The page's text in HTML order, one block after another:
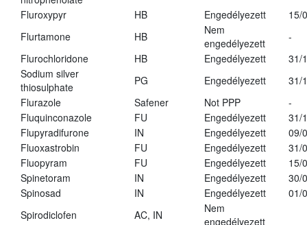
Fluroxypyr
HB Engedélyezett
15/
Flurtamone
HB
Nem
engedélyezett
-
Flurochloridone
HB Engedélyezett
31/
Sodium silver
thiosulphate
PG Engedélyezett
31/
Flurazole
Safener Not PPP
-
Fluquinconazole
FU Engedélyezett
31/
Flupyradifurone
IN Engedélyezett
09/
Fluoxastrobin
FU Engedélyezett
31/
Fluopyram
FU Engedélyezett
15/
Spinetoram
IN Engedélyezett
30/
Spinosad
IN Engedélyezett
01/
Spirodiclofen
AC, IN
Nem
engedélyezett